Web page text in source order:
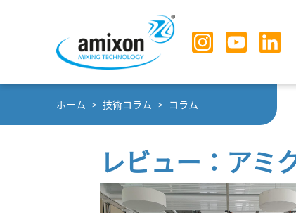
You are here:
ホーム 技術コラム コラム
レビュー：アミ